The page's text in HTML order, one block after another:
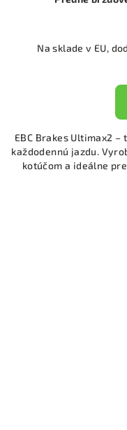
Na sklade v EU,
EBC Brakes Ultimax2
každodennú jazdu.
kotúčom a ideálne